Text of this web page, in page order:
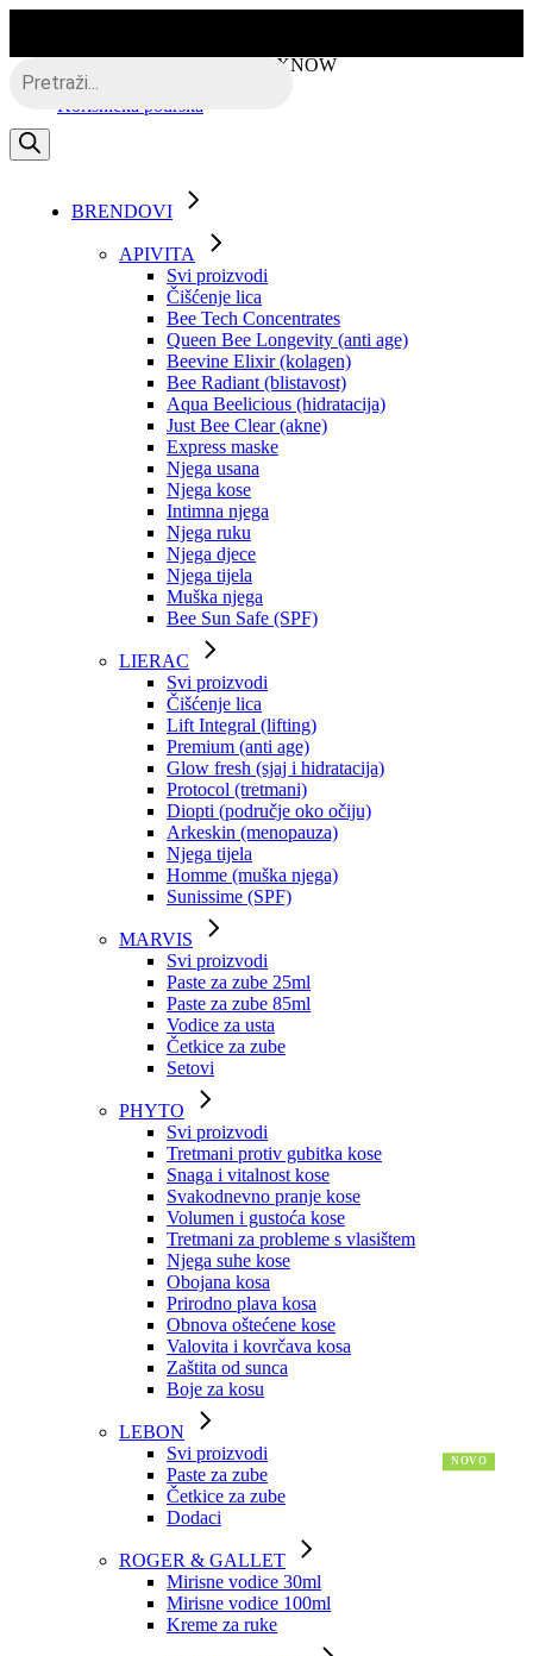
the
content
Besplatna dostava putem BOXNOW
Korisnička podrška
search
BRENDOVI
APIVITA
Svi proizvodi
Čišćenje lica
Bee Tech Concentrates
Queen Bee Longevity (anti age)
Beevine Elixir (kolagen)
Bee Radiant (blistavost)
Aqua Beelicious (hidratacija)
Just Bee Clear (akne)
Express maske
Njega usana
Njega kose
Intimna njega
Njega ruku
Njega djece
Njega tijela
Muška njega
Bee Sun Safe (SPF)
LIERAC
Svi proizvodi
Čišćenje lica
Lift Integral (lifting)
Premium (anti age)
Glow fresh (sjaj i hidratacija)
Protocol (tretmani)
Diopti (područje oko očiju)
Arkeskin (menopauza)
Njega tijela
Homme (muška njega)
Sunissime (SPF)
MARVIS
Svi proizvodi
Paste za zube 25ml
Paste za zube 85ml
Vodice za usta
Četkice za zube
Setovi
PHYTO
Svi proizvodi
Tretmani protiv gubitka kose
Snaga i vitalnost kose
Svakodnevno pranje kose
Volumen i gustoća kose
Tretmani za probleme s vlasištem
Njega suhe kose
Obojana kosa
Prirodno plava kosa
Obnova oštećene kose
Valovita i kovrčava kosa
Zaštita od sunca
Boje za kosu
LEBON
Svi proizvodi
Paste za zube
Četkice za zube
Dodaci
ROGER & GALLET
Mirisne vodice 30ml
Mirisne vodice 100ml
Kreme za ruke